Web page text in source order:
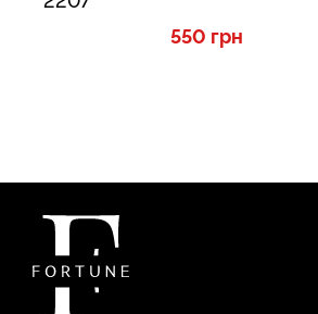
550 грн